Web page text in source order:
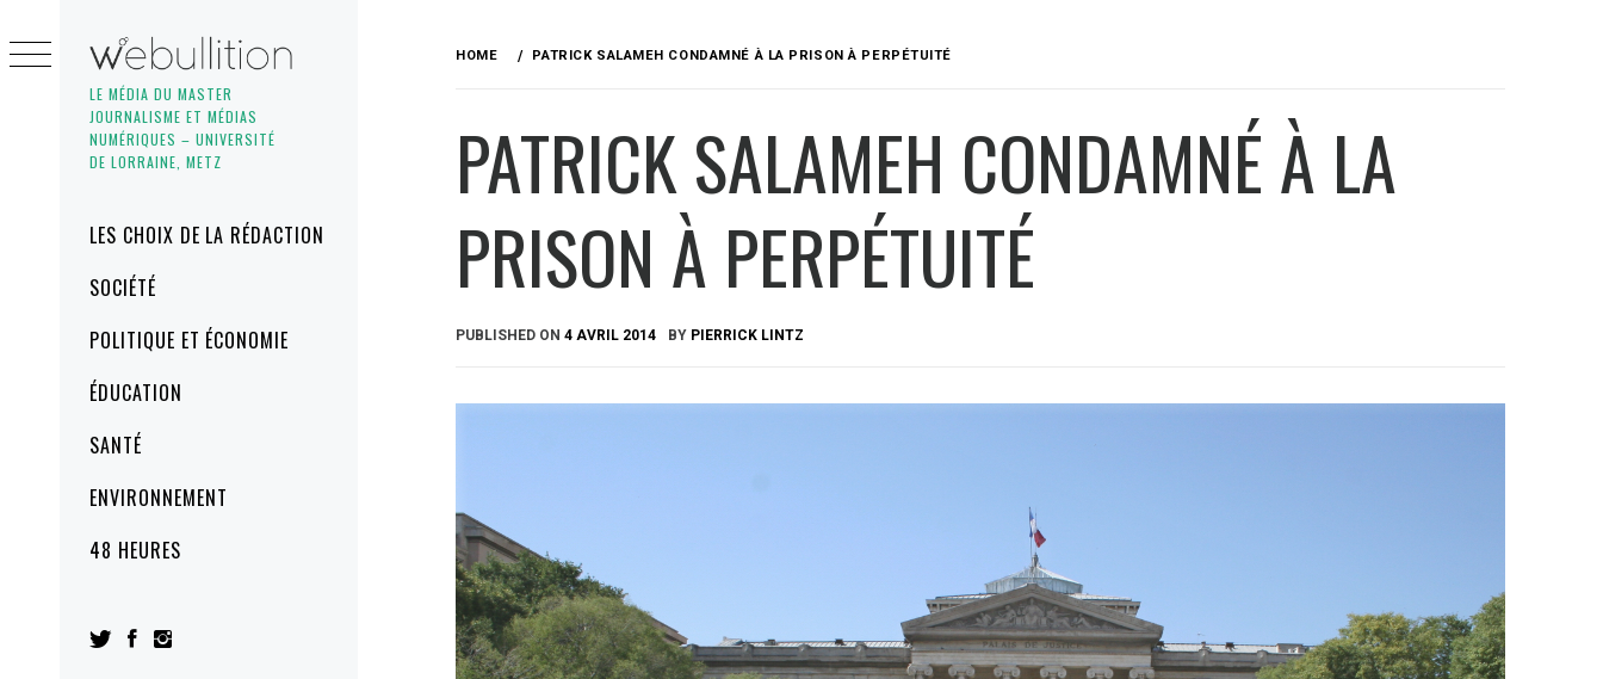
LE MÉDIA DU MASTER
JOURNALISME ET MÉDIAS
NUMÉRIQUES – UNIVERSITÉ
DE LORRAINE, METZ
MenuLES CHOIX DE LA RÉDACTION
SOCIÉTÉ
POLITIQUE ET ÉCONOMIE
ÉDUCATION
SANTÉ
ENVIRONNEMENT
48 HEURES
to
content
HOME PATRICK SALAMEH CONDAMNÉ À LA PRISON À PERPÉTUITÉ
PATRICK SALAMEH CONDAMNÉ À LA
PRISON À PERPÉTUITÉ
PUBLISHED ON4 AVRIL 2014 BY PIERRICK LINTZ